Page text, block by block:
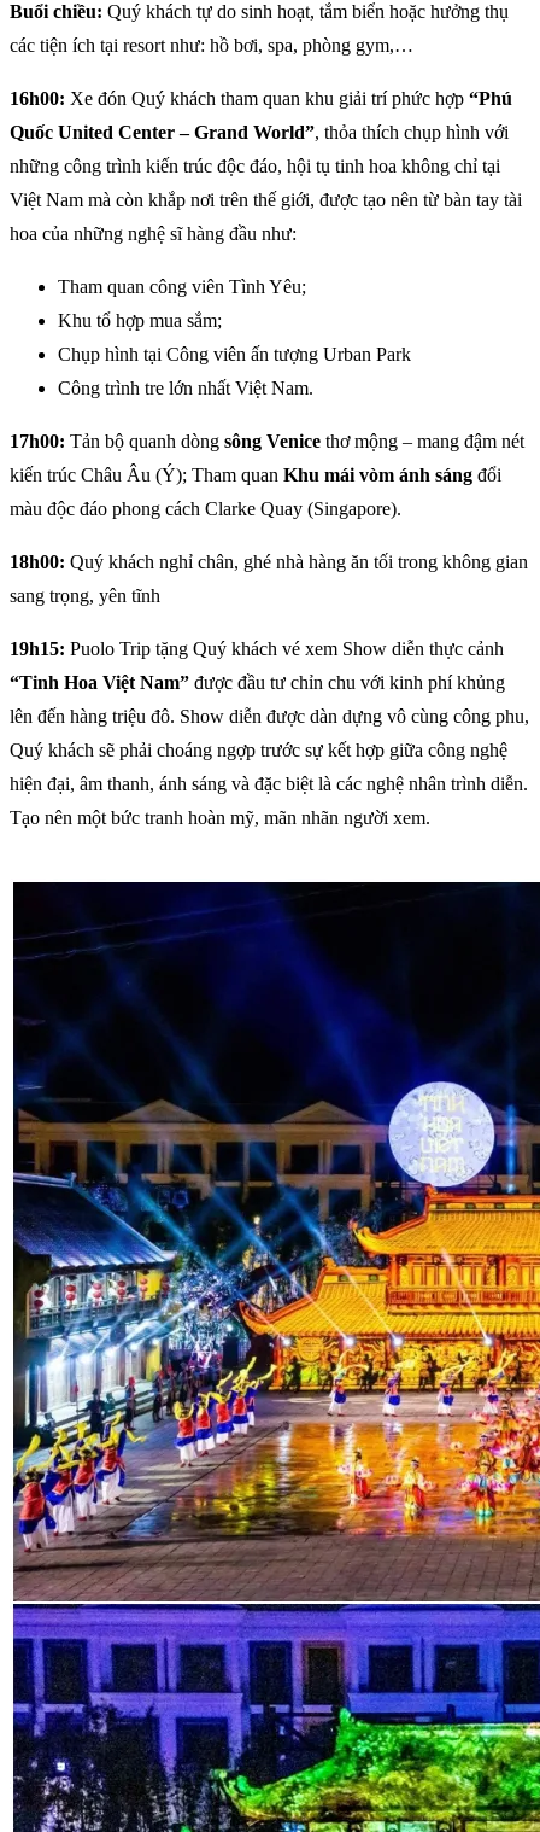
Buổi chiều: Quý khách tự do sinh hoạt, tắm biển hoặc hưởng thụ
các tiện ích tại resort như: hồ bơi, spa, phòng gym,…
16h00: Xe đón Quý khách tham quan khu giải trí phức hợp “Phú
Quốc United Center – Grand World”, thỏa thích chụp hình với
những công trình kiến trúc độc đáo, hội tụ tinh hoa không chỉ tại
Việt Nam mà còn khắp nơi trên thế giới, được tạo nên từ bàn tay tài
hoa của những nghệ sĩ hàng đầu như:
Tham quan công viên Tình Yêu;
Khu tổ hợp mua sắm;
Chụp hình tại Công viên ấn tượng Urban Park
Công trình tre lớn nhất Việt Nam.
17h00: Tản bộ quanh dòng sông Venice thơ mộng – mang đậm nét
kiến trúc Châu Âu (Ý); Tham quan Khu mái vòm ánh sáng đổi
màu độc đáo phong cách Clarke Quay (Singapore).
18h00: Quý khách nghỉ chân, ghé nhà hàng ăn tối trong không gian
sang trọng, yên tĩnh
19h15: Puolo Trip tặng Quý khách vé xem Show diễn thực cảnh
“Tinh Hoa Việt Nam” được đầu tư chỉn chu với kinh phí khủng
lên đến hàng triệu đô. Show diễn được dàn dựng vô cùng công phu,
Quý khách sẽ phải choáng ngợp trước sự kết hợp giữa công nghệ
hiện đại, âm thanh, ánh sáng và đặc biệt là các nghệ nhân trình diễn.
Tạo nên một bức tranh hoàn mỹ, mãn nhãn người xem.